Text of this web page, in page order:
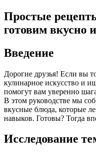
Простые
готовим вкусно
Введение
Дорогие друзья! Если вы
кулинарное искусство и
помогут вам уверенно
В этом руководстве мы
вкусные блюда, которые
навыков. Готовы? Тогда
Исследование